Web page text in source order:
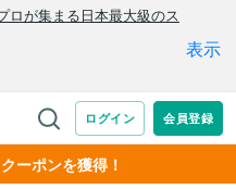
ーポンを獲得！